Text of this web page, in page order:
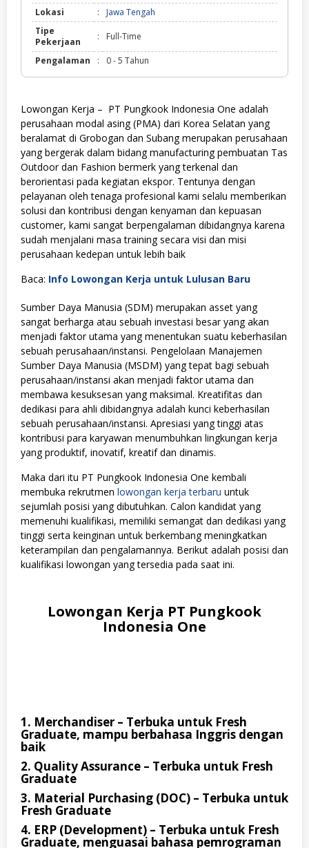
Lokasi
:
Jawa Tengah
Tipe
Pekerjaan
: Full-Time
Pengalaman : 0 - 5 Tahun
Lowongan Kerja – PT Pungkook Indonesia One adalah
perusahaan modal asing (PMA) dari Korea Selatan yang
beralamat di Grobogan dan Subang merupakan perusahaan
yang bergerak dalam bidang manufacturing pembuatan Tas
Outdoor dan Fashion bermerk yang terkenal dan
berorientasi pada kegiatan ekspor. Tentunya dengan
pelayanan oleh tenaga profesional kami selalu memberikan
solusi dan kontribusi dengan kenyaman dan kepuasan
customer, kami sangat berpengalaman dibidangnya karena
sudah menjalani masa training secara visi dan misi
perusahaan kedepan untuk lebih baik
Baca: Info Lowongan Kerja untuk Lulusan Baru
Sumber Daya Manusia (SDM) merupakan asset yang
sangat berharga atau sebuah investasi besar yang akan
menjadi faktor utama yang menentukan suatu keberhasilan
sebuah perusahaan/instansi. Pengelolaan Manajemen
Sumber Daya Manusia (MSDM) yang tepat bagi sebuah
perusahaan/instansi akan menjadi faktor utama dan
membawa kesuksesan yang maksimal. Kreatifitas dan
dedikasi para ahli dibidangnya adalah kunci keberhasilan
sebuah perusahaan/instansi. Apresiasi yang tinggi atas
kontribusi para karyawan menumbuhkan lingkungan kerja
yang produktif, inovatif, kreatif dan dinamis.
Maka dari itu PT Pungkook Indonesia One kembali
membuka rekrutmen lowongan kerja terbaru untuk
sejumlah posisi yang dibutuhkan. Calon kandidat yang
memenuhi kualifikasi, memiliki semangat dan dedikasi yang
tinggi serta keinginan untuk berkembang meningkatkan
keterampilan dan pengalamannya. Berikut adalah posisi dan
kualifikasi lowongan yang tersedia pada saat ini.
Lowongan Kerja PT Pungkook
Indonesia One
1. Merchandiser – Terbuka untuk Fresh
Graduate, mampu berbahasa Inggris dengan
baik
2. Quality Assurance – Terbuka untuk Fresh
Graduate
3. Material Purchasing (DOC) – Terbuka untuk
Fresh Graduate
4. ERP (Development) – Terbuka untuk Fresh
Graduate, menguasai bahasa pemrograman